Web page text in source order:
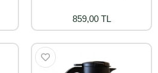
859,00 TL